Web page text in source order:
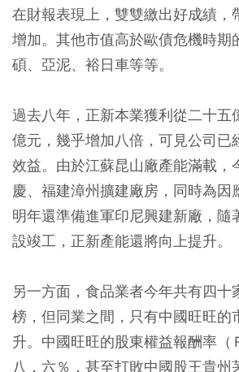
在財報表現上，雙雙繳出好成績，
增加。其他市值高於歐債危機時期
碩、亞泥、裕日車等等。
過去八年，正新本業獲利從二十五
億元，幾乎增加八倍，可見公司已
效益。由於江蘇昆山廠產能滿載，
慶、福建漳州擴建廠房，同時為因
明年還準備進軍印尼興建新廠，隨
設竣工，正新產能還將向上提升。
另一方面，食品業者今年共有四十
榜，但同業之間，只有中國旺旺的
升。中國旺旺的股東權益報酬率（
八．六％，甚至打敗中國股王貴州